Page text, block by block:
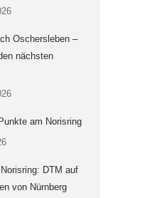
Oschersleben –
nächsten
am Norisring
Norisring: DTM auf
von Nürnberg